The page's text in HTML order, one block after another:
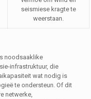
seismiese kragte te
weerstaan.
noodsaaklike
infrastruktuur, die
wat nodig is
te ondersteun. Of dit
netwerke,